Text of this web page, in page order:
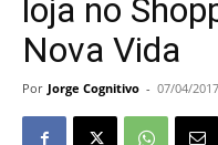
loja no
Nova Vida
Por Jorge Cognitivo - 07/04/2017